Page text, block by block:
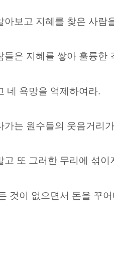
아보고 지혜를 찾은 사람
들은 지혜를 쌓아 훌륭한
네 욕망을 억제하여라.
가는 원수들의 웃음거리
고 또 그러한 무리에 섞이
것이 없으면서 돈을 꾸